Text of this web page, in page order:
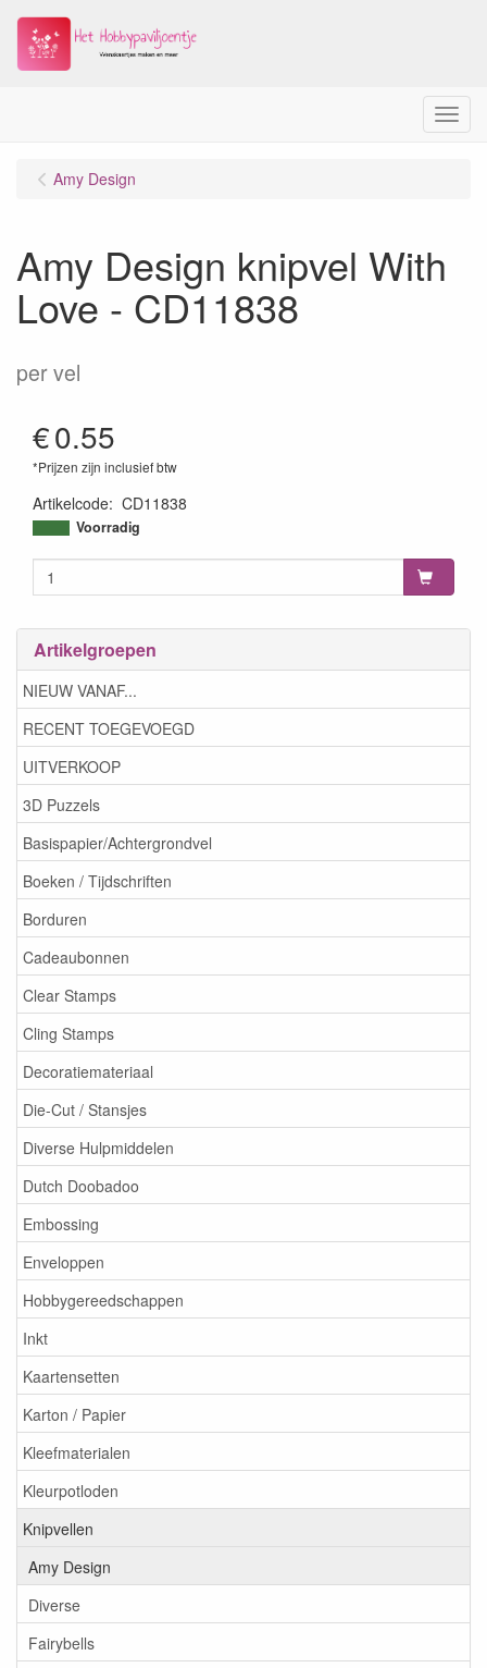
Menu
Artikelgroepen
NIEUW VANAF...
RECENT TOEGEVOEGD
UITVERKOOP
3D Puzzels
Basispapier/Achtergrondvel
Boeken / Tijdschriften
Borduren
Cadeaubonnen
Clear Stamps
Cling Stamps
Decoratiemateriaal
Die-Cut / Stansjes
Diverse Hulpmiddelen
Dutch Doobadoo
Embossing
Enveloppen
Hobbygereedschappen
Inkt
Kaartensetten
Karton / Papier
Kleefmaterialen
Kleurpotloden
Knipvellen
Amy Design
Diverse
Fairybells
Amy Design
Amy Design knipvel With
Love - CD11838
per vel
€0.55
*Prijzen zijn inclusief btw
Artikelcode: CD11838
8718715117921
Voorradig